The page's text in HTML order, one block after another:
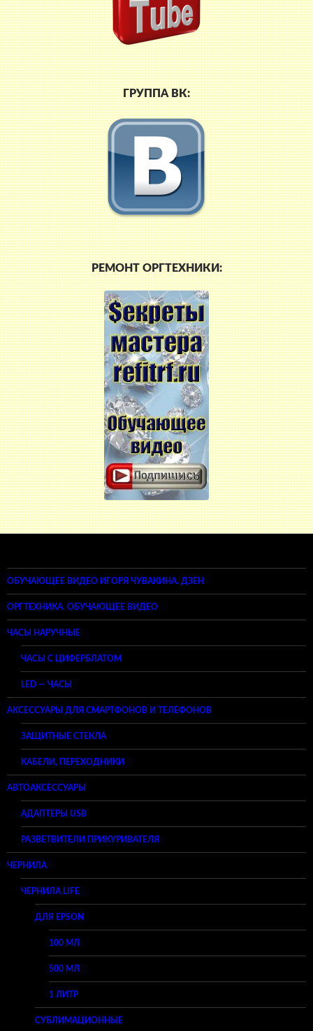
ГРУППА ВК:
РЕМОНТ ОРГТЕХНИКИ:
ОБУЧАЮЩЕЕ ВИДЕО ИГОРЯ ЧУВАКИНА. ДЗЕН
ОРГТЕХНИКА. ОБУЧАЮЩЕЕ ВИДЕО
ЧАСЫ НАРУЧНЫЕ
ЧАСЫ С ЦИФЕРБЛАТОМ
LED — ЧАСЫ
АКСЕССУАРЫ ДЛЯ СМАРТФОНОВ И ТЕЛЕФОНОВ
ЗАЩИТНЫЕ СТЕКЛА
КАБЕЛИ, ПЕРЕХОДНИКИ
АВТОАКСЕССУАРЫ
АДАПТЕРЫ USB
РАЗВЕТВИТЕЛИ ПРИКУРИВАТЕЛЯ
ЧЕРНИЛА
ЧЕРНИЛА LIFE
ДЛЯ EPSON
100 МЛ
500 МЛ
1 ЛИТР
СУБЛИМАЦИОННЫЕ